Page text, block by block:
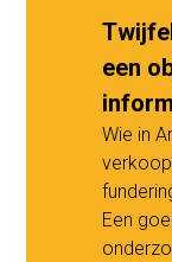
een
Wie in
Een